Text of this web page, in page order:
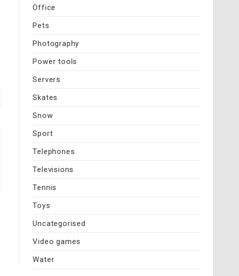
Office
Pets
Photography
Power tools
Servers
Skates
Snow
Sport
Telephones
Televisions
Tennis
Toys
Uncategorised
Video games
Water